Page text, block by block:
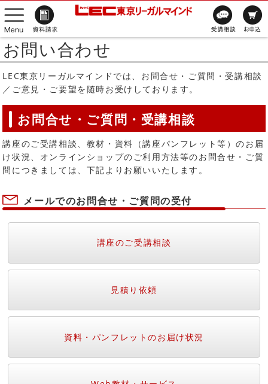
お問い合わせ
LEC東京リーガルマインドでは、お問合せ・ご質問・受講相談
／ご意見・ご要望を随時お受けしております。
お問合せ・ご質問・受講相談
講座のご受講相談、教材・資料（講座パンフレット等）のお届
け状況、オンラインショップのご利用方法等のお問合せ・ご質
問につきましては、下記よりお願いいたします。
メールでのお問合せ・ご質問の受付
講座のご受講相談
見積り依頼
資料・パンフレットのお届け状況